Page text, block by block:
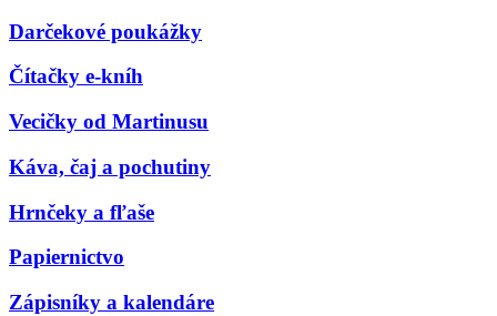
Darčekové poukážky
Čítačky e-kníh
Vecičky od Martinusu
Káva, čaj a pochutiny
Hrnčeky a fľaše
Papiernictvo
Zápisníky a kalendáre